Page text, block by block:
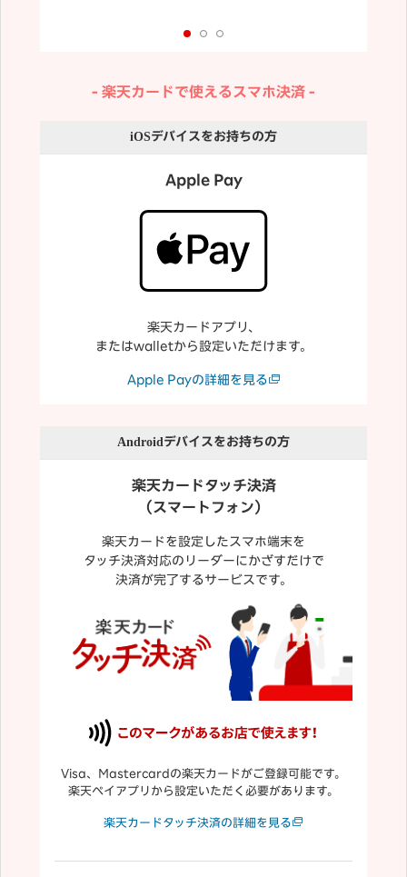
楽天カードで使えるスマホ決済
iOSデバイスをお持ちの方
Apple Pay
楽天カードアプリ、
またはwalletから設定いただけます。
Apple Payの詳細を見る
Androidデバイスをお持ちの方
楽天カードタッチ決済
（スマートフォン）
楽天カードを設定したスマホ端末を
タッチ決済対応のリーダーにかざすだけで
決済が完了するサービスです。
Visa、Mastercardの楽天カードがご登録可能です。
楽天ペイアプリから設定いただく必要があります。
楽天カードタッチ決済の詳細を見る